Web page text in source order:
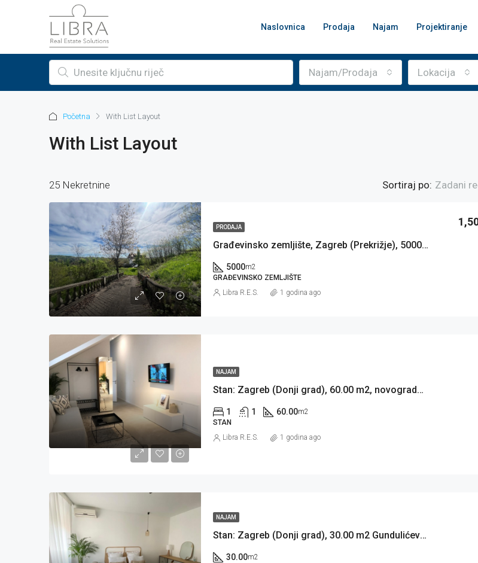
Naslovnica Prodaja Najam Projektiranje
Najam/Prodaja Lokacija
Početna With List Layout
With List Layout
25 Nekretnine Sortiraj po: Zadani
PRODAJA
Građevinsko zemljište, Zagreb (Prekrižje), 5000 m2, 400 BRP
5000m2
GRAĐEVINSKO ZEMLJIŠTE
Libra R.E.S. 1 godina ago
NAJAM
Stan: Zagreb (Donji grad), 60.00 m2, novogradnja GUNDULIĆEVA (iznajmljivanje)
1 1 60.00m2
STAN
Libra R.E.S. 1 godina ago
NAJAM
Stan: Zagreb (Donji grad), 30.00 m2 Gundulićeva ulica (iznajmljivanje)
30.00m2